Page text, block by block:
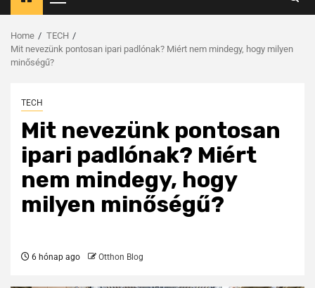
Home
TECH
Mit nevezünk pontosan ipari padlónak? Miért nem mindegy, hogy milyen
minőségű?
TECH
Mit nevezünk pontosan
ipari padlónak? Miért
nem mindegy, hogy
milyen minőségű?
6 hónap ago Otthon Blog